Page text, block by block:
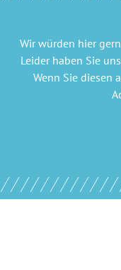
Wir würden hier
Leider haben Sie
Wenn Sie diesen